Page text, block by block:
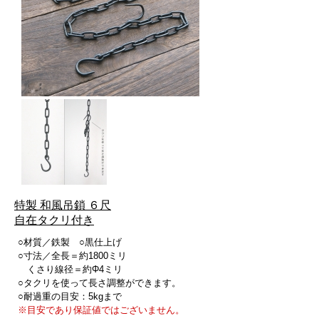
特製 和風吊鎖 ６尺
自在タクリ付き
○材質／鉄製 ○黒仕上げ
○寸法／全長＝約1800ミリ
くさり線径＝約Φ4ミリ
○タクリを使って長さ調整ができます。
○耐過重の目安：5kgまで
※目安であり保証値ではございません。